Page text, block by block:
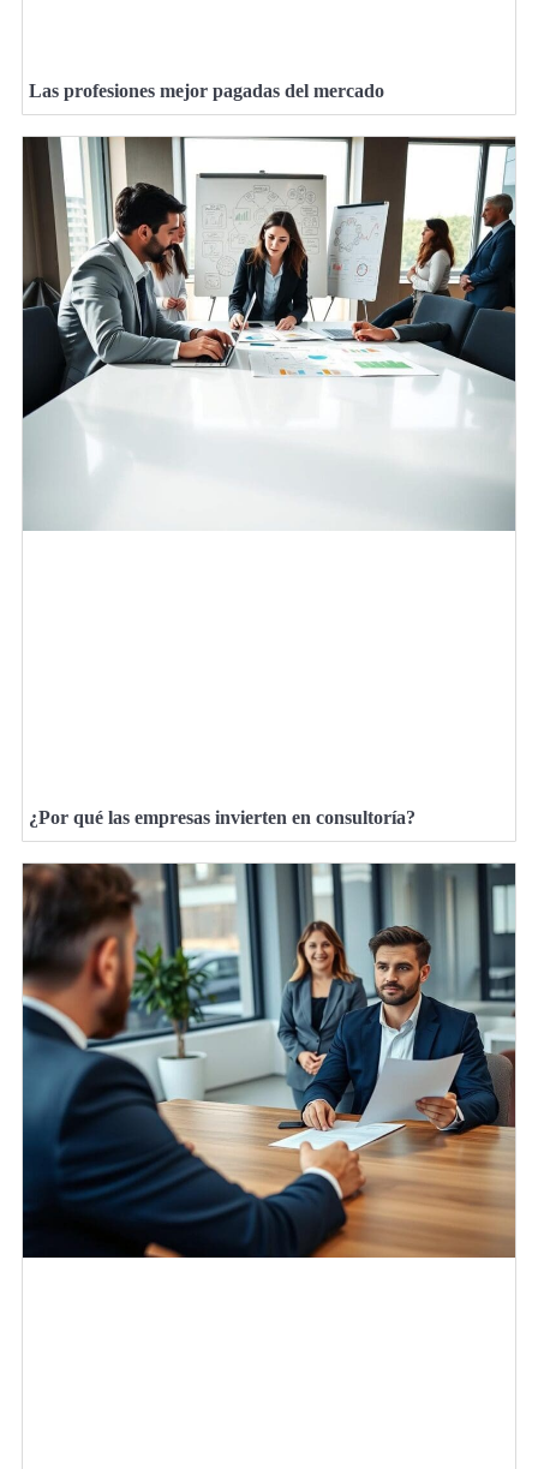
Las profesiones mejor pagadas del mercado
¿Por qué las empresas invierten en consultoría?